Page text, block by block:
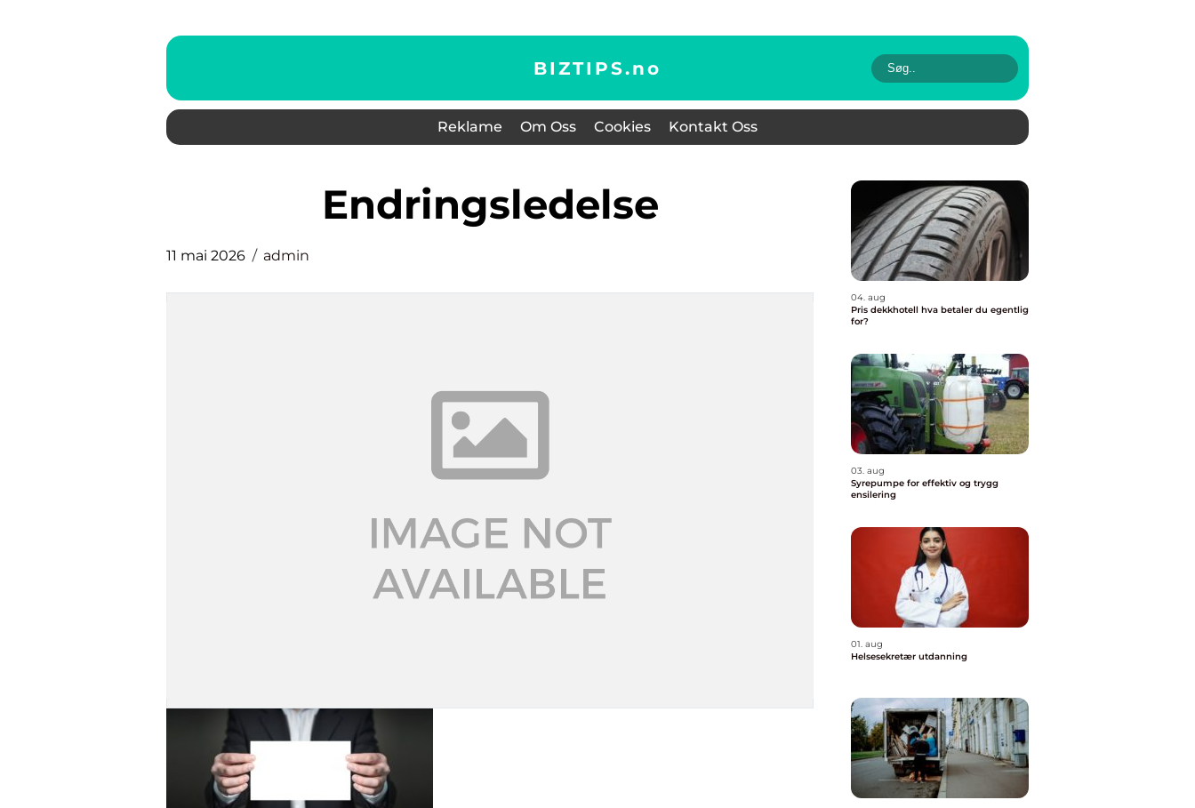
BIZTIPS.no
Reklame Om Oss Cookies Kontakt Oss
endringsledelse
11 mai 2026 admin
04. aug
Pris dekkhotell hva betaler du egentlig
for?
03. aug
Syrepumpe for effektiv og trygg
ensilering
01. aug
Helsesekretær utdanning